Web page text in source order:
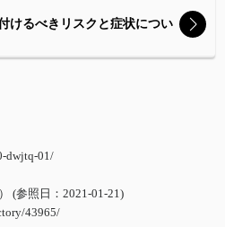
けるべきリスクと症状につい
dwjtq-01/
(参照日：2021-01-21)
43965/